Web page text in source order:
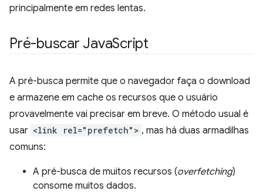
principalmente em redes lentas.
Pré-buscar JavaScript
A pré-busca permite que o navegador faça o download
e armazene em cache os recursos que o usuário
provavelmente vai precisar em breve. O método usual é
usar <link rel="prefetch"> , mas há duas armadilhas
comuns:
A pré-busca de muitos recursos (overfetching)
consome muitos dados.